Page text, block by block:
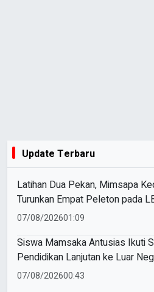
Update Terbaru
Latihan Dua Pekan, Mimsapa
Turunkan Empat Peleton pada
Ke-81 RI Kecamatan Pare
07/08/202601:09
Siswa Mamsaka Antusias Ikuti
Pendidikan Lanjutan ke Luar
07/08/202600:43